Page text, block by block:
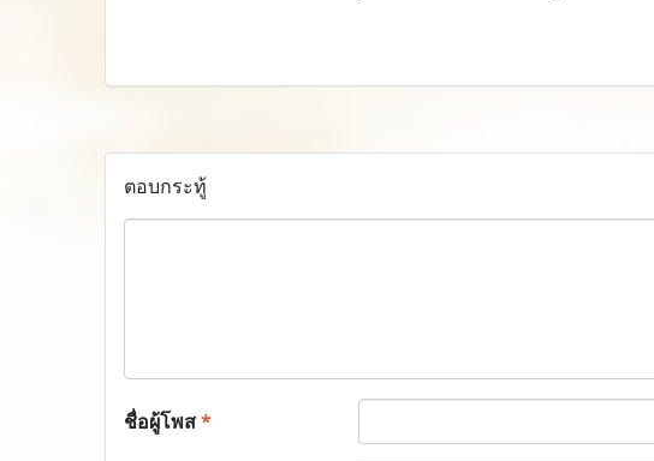
ตอบกระทู้
ชื่อผู้โพส*